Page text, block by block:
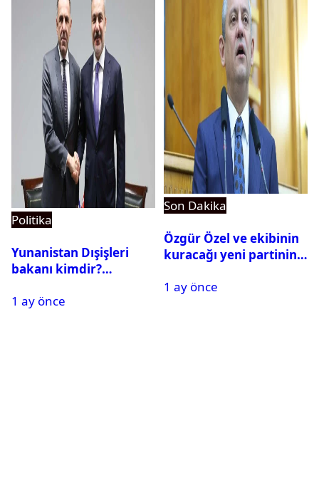
Politika
Yunanistan Dışişleri
bakanı kimdir?
kariyeri ve hayatı,
1 ay önce
Son Dakika
Özgür Özel ve ekibinin
kuracağı yeni partinin
1 ay önce